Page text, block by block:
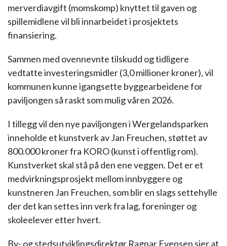
merverdiavgift (momskomp) knyttet til gaven og
spillemidlene vil bli innarbeidet i prosjektets
finansiering.
Sammen med ovennevnte tilskudd og tidligere
vedtatte investeringsmidler (3,0 millioner kroner), vil
kommunen kunne igangsette byggearbeidene for
paviljongen så raskt som mulig våren 2026.
I tillegg vil den nye paviljongen i Wergelandsparken
inneholde et kunstverk av Jan Freuchen, støttet av
800.000 kroner fra KORO (kunst i offentlig rom).
Kunstverket skal stå på den ene veggen. Det er et
medvirkningsprosjekt mellom innbyggere og
kunstneren Jan Freuchen, som blir en slags settehylle
der det kan settes inn verk fra lag, foreninger og
skoleelever etter hvert.
By- og stedsutviklingsdirektør Ragnar Evensen sier at